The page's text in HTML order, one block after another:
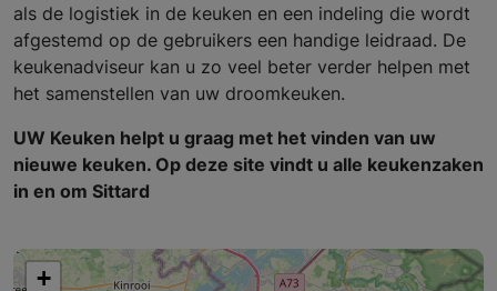
als de logistiek in de keuken en een indeling die wordt
afgestemd op de gebruikers een handige leidraad. De
keukenadviseur kan u zo veel beter verder helpen met
het samenstellen van uw droomkeuken.
UW Keuken helpt u graag met het vinden van uw
nieuwe keuken. Op deze site vindt u alle keukenzaken
in en om Sittard
+